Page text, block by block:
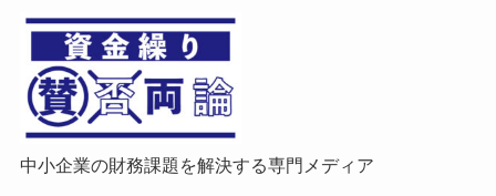
中小企業の財務課題を解決する専門メディア